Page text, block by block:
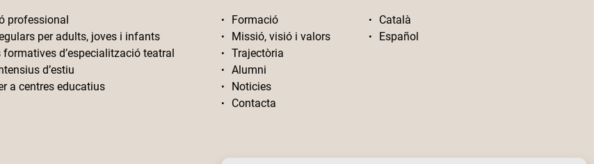
professional
per adults, joves i infants
formatives d’especialització teatral
d’estiu
a centres educatius
Formació
Missió, visió i valors
Trajectòria
Alumni
Noticies
Contacta
Català
Español